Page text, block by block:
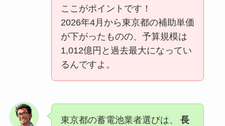
ここがポイントです！
2026年4月から東京都の補助単価
が下がったものの、予算規模は
1,012億円と過去最大になってい
るんですよ。
東京都の蓄電池業者選びは、
長